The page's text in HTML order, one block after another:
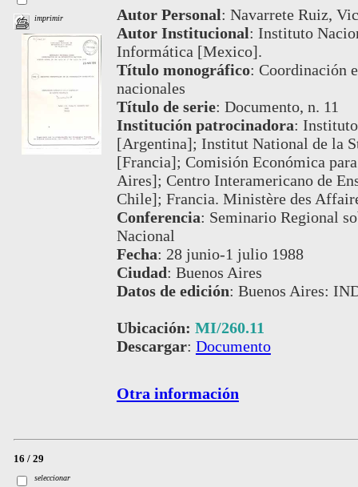
imprimir Autor Personal: Navarrete Ruiz,
Autor Institucional: Instituto
Informática [Mexico].
Título monográfico: Coordinación
nacionales
Título de serie: Documento, n. 11
Institución patrocinadora:
[Argentina]; Institut National de la
[Francia]; Comisión Económica
Aires]; Centro Interamericano de
Chile]; Francia. Ministère des
Conferencia: Seminario Regional
Nacional
Fecha: 28 junio-1 julio 1988
Ciudad: Buenos Aires
Datos de edición: Buenos Aires:
Ubicación: MI/260.11
Descargar: Documento
Otra información
16 / 29
seleccionar